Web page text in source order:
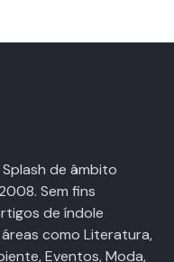
de âmbito
Sem fins
de índole
como Literatura,
Eventos, Moda,